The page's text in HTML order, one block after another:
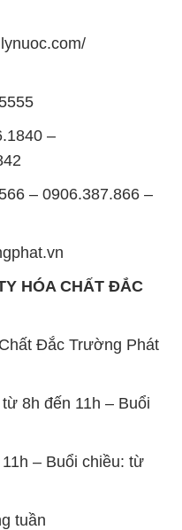
–
– 0906.387.866 –
HÓA CHẤT ĐẮC
Đắc Trường Phát
8h đến 11h – Buổi
– Buổi chiều: từ
tuần